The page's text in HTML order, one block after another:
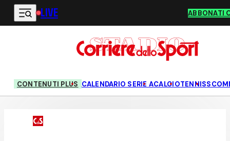
Vai al contenuto principale
LIVE ABBONATI
CONTENUTI PLUS CALENDARIO SERIE ACALCIOTENNIS